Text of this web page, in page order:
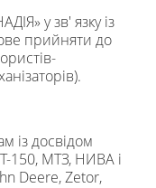
у зв' язку із
прийняти до
із досвідом
150, МТЗ, НИВА і
Deere, Zetor,